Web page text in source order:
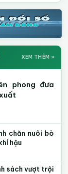
XEM THÊM »
phong đưa
chăn nuôi bò
hậu
sách vượt trội